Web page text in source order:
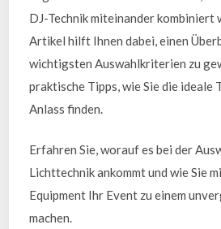
DJ-Technik miteinander kombiniert
Artikel hilft Ihnen dabei, einen
wichtigsten Auswahlkriterien zu
praktische Tipps, wie Sie die ideale
Anlass finden.
Erfahren Sie, worauf es bei der
Lichttechnik ankommt und wie Sie
Equipment Ihr Event zu einem
machen.